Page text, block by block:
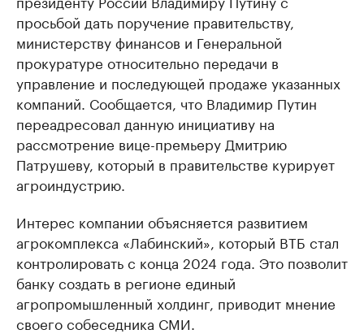
просьбой дать поручение правительству,
министерству финансов и Генеральной
прокуратуре относительно передачи в
управление и последующей продаже указанных
компаний. Сообщается, что Владимир Путин
переадресовал данную инициативу на
рассмотрение вице-премьеру Дмитрию
Патрушеву, который в правительстве курирует
агроиндустрию.
Интерес компании объясняется развитием
агрокомплекса «Лабинский», который ВТБ стал
контролировать с конца 2024 года. Это позволит
банку создать в регионе единый
агропромышленный холдинг, приводит мнение
своего собеседника СМИ.